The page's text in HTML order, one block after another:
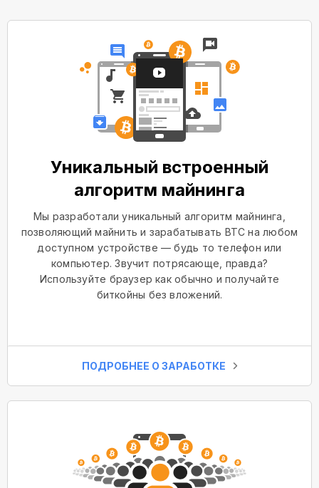
Уникальный встроенный
алгоритм майнинга
Мы разработали уникальный алгоритм майнинга,
позволяющий майнить и зарабатывать BTC на любом
доступном устройстве — будь то телефон или
компьютер. Звучит потрясающе, правда?
Используйте браузер как обычно и получайте
биткойны без вложений.
ПОДРОБНЕЕ О ЗАРАБОТКЕ